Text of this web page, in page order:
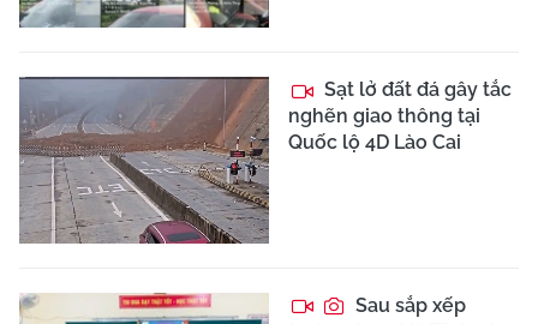
Sạt lở đất đá gây tắc
nghẽn giao thông tại
Quốc lộ 4D Lào Cai
Sau sắp xếp